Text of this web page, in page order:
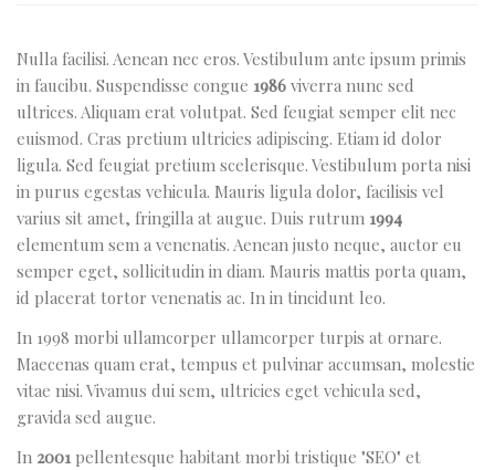
Nulla facilisi. Aenean nec eros. Vestibulum ante ipsum primis
in faucibu. Suspendisse congue 1986 viverra nunc sed
ultrices. Aliquam erat volutpat. Sed feugiat semper elit nec
euismod. Cras pretium ultricies adipiscing. Etiam id dolor
ligula. Sed feugiat pretium scelerisque. Vestibulum porta nisi
in purus egestas vehicula. Mauris ligula dolor, facilisis vel
varius sit amet, fringilla at augue. Duis rutrum 1994
elementum sem a venenatis. Aenean justo neque, auctor eu
semper eget, sollicitudin in diam. Mauris mattis porta quam,
id placerat tortor venenatis ac. In in tincidunt leo.
In 1998 morbi ullamcorper ullamcorper turpis at ornare.
Maecenas quam erat, tempus et pulvinar accumsan, molestie
vitae nisi. Vivamus dui sem, ultricies eget vehicula sed,
gravida sed augue.
In 2001pellentesque habitant morbi tristique "SEO" et